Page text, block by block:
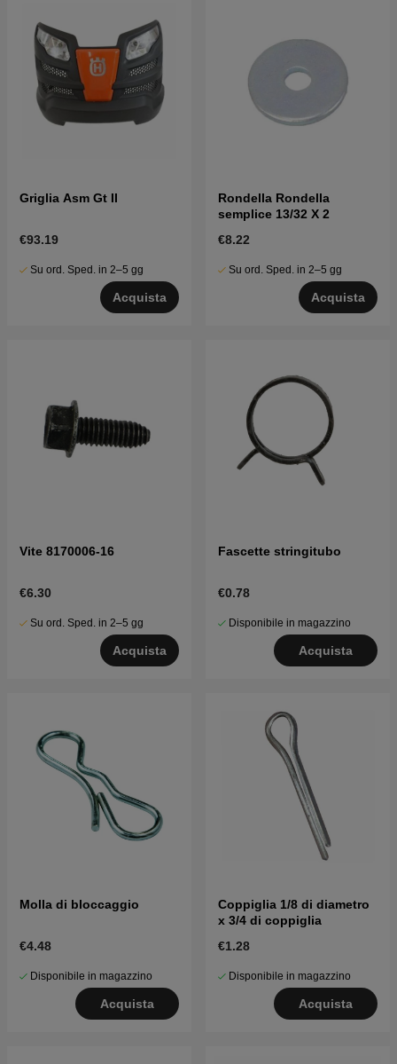
Griglia Asm Gt II
€93.19
Su ord. Sped. in 2–5 gg
Acquista
Rondella Rondella
semplice 13/32 X 2
€8.22
Su ord. Sped. in 2–5 gg
Acquista
Vite 8170006-16
€6.30
Su ord. Sped. in 2–5 gg
Acquista
Fascette stringitubo
€0.78
Disponibile in magazzino
Acquista
Molla di bloccaggio
€4.48
Disponibile in magazzino
Acquista
Coppiglia 1/8 di diametro
x 3/4 di coppiglia
€1.28
Disponibile in magazzino
Acquista